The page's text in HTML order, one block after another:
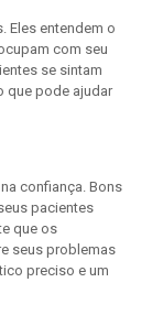
Eles entendem o
com seu
se sintam
que pode ajudar
confiança. Bons
pacientes
que os
seus problemas
preciso e um